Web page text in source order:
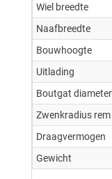
Wiel breedte
Naafbreedte
Bouwhoogte
Uitlading
Boutgat diameter
Zwenkradius rem
Draagvermogen
Gewicht